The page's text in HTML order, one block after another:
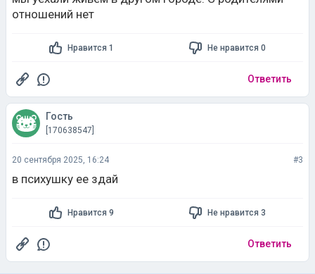
отношений нет
Нравится 1 Не нравится 0
Ответить
Гость
[170638547]
20 сентября 2025, 16:24 #3
в психушку ее здай
Нравится 9 Не нравится 3
Ответить